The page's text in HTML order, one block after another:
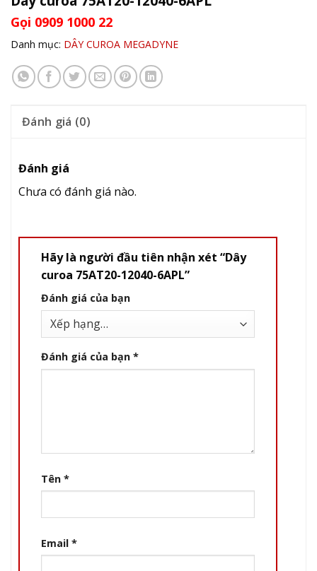
Gọi 0909 1000 22
Danh mục: DÂY CUROA MEGADYNE
Đánh giá (0)
Đánh giá
Chưa có đánh giá nào.
Hãy là người đầu tiên nhận xét “Dây
curoa 75AT20-12040-6APL”
Đánh giá của bạn
Đánh giá của bạn *
Tên *
Email *